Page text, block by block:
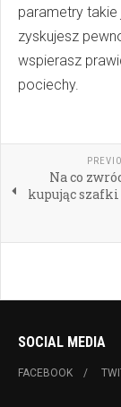
parametry
zyskujesz
wspierasz
pociechy.
Na co
kupując
SOCIAL MEDIA
FACEBOOK